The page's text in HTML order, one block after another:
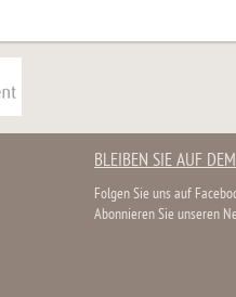
BLEIBEN SIE AUF
Folgen Sie uns auf
Abonnieren Sie unseren